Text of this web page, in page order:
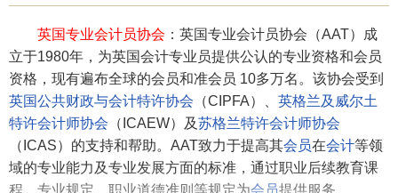
英国专业会计员协会 ：英国专业会计员协会（AAT）成
立于1980年，为英国会计专业员提供公认的专业资格和会员
资格，现有遍布全球的会员和准会员 10多万名。该协会受到
英国公共财政与会计特许协会 （CIPFA）、 英格兰及威尔土
特许会计师协会 （ICAEW）及苏格兰特许会计师协会
（ICAS）的支持和帮助。AAT致力于提高其会员在会计等领
域的专业能力及专业发展方面的标准，通过职业后续教育课
程、专业规定、职业道德准则等规定为会员提供服务。